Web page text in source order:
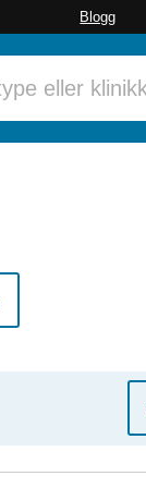
Blogg